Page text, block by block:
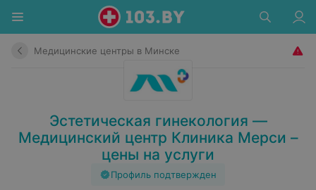
Медицинские центры в Минске
Эстетическая гинекология —
Медицинский центр Клиника Мерси –
цены на услуги
Профиль подтвержден